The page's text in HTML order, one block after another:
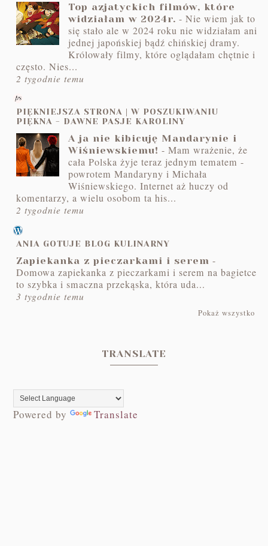
Top azjatyckich filmów, które
widziałam w 2024r. -Nie wiem jak to
się stało ale w 2024 roku nie widziałam ani
jednej japońskiej bądź chińskiej dramy.
Królowały filmy, które oglądałam chętnie i
często. Nies...
2 tygodnie temu
PIĘKNIEJSZA STRONA | W POSZUKIWANIU
PIĘKNA - DAWNE PASJE KAROLINY
A ja nie kibicuję Mandarynie i
Wiśniewskiemu! -Mam wrażenie, że
cała Polska żyje teraz jednym tematem -
powrotem Mandaryny i Michała
Wiśniewskiego. Internet aż huczy od
komentarzy, a wielu osobom ta his...
2 tygodnie temu
ANIA GOTUJE BLOG KULINARNY
Zapiekanka z pieczarkami i serem -
Domowa zapiekanka z pieczarkami i serem na bagietce
to szybka i smaczna przekąska, która uda...
3 tygodnie temu
Pokaż wszystko
TRANSLATE
Powered by Translate